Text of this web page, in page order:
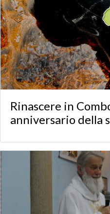
Rinascere in
anniversario della